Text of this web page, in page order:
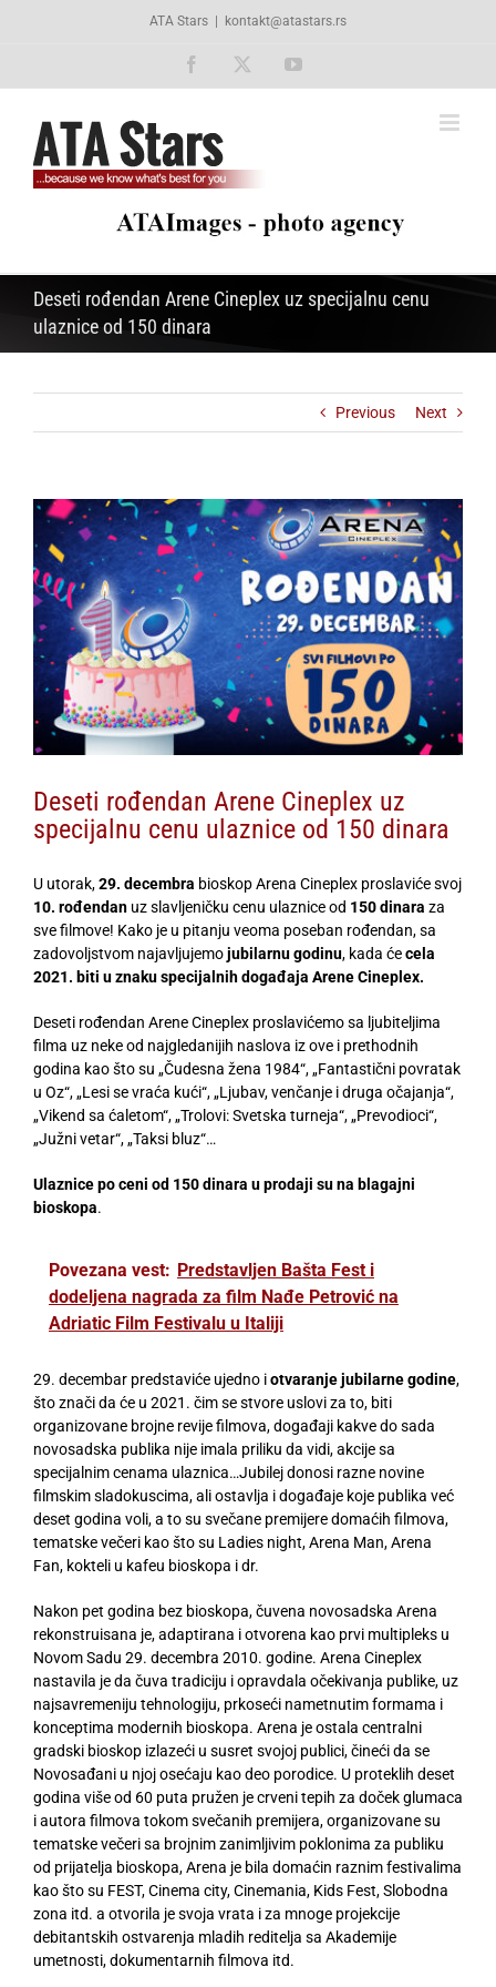
ATA Stars kontakt@atastars.rs
Facebook YouTube
Deseti rođendan Arene Cineplex uz specijalnu cenu
ulaznice od 150 dinara
Previous Next
View
Larger
Image
Deseti rođendan Arene Cineplex uz
specijalnu cenu ulaznice od 150 dinara
U utorak,29. decembra bioskop Arena Cineplex proslaviće svoj
10. rođendan uz slavljeničku cenu ulaznice od 150 dinara za
sve filmove! Kako je u pitanju veoma poseban rođendan, sa
zadovoljstvom najavljujemojubilarnu godinu, kada ćecela
2021. biti u znaku specijalnih događaja Arene Cineplex.
Deseti rođendan Arene Cineplex proslavićemo sa ljubiteljima
filma uz neke od najgledanijih naslova iz ove i prethodnih
godina kao što su „Čudesna žena 1984“, „Fantastični povratak
u Oz“, „Lesi se vraća kući“, „Ljubav, venčanje i druga očajanja“,
„Vikend sa ćaletom“, „Trolovi: Svetska turneja“, „Prevodioci“,
„Južni vetar“, „Taksi bluz“…
Ulaznice po ceni od 150 dinara u prodaji su na blagajni
bioskopa.
Povezana vest: Predstavljen Bašta Fest i
dodeljena nagrada za film Nađe Petrović na
Adriatic Film Festivalu u Italiji
29. decembar predstaviće ujedno iotvaranje jubilarne godine,
što znači da će u 2021. čim se stvore uslovi za to, biti
organizovane brojne revije filmova, događaji kakve do sada
novosadska publika nije imala priliku da vidi, akcije sa
specijalnim cenama ulaznica…Jubilej donosi razne novine
filmskim sladokuscima, ali ostavlja i događaje koje publika već
deset godina voli, a to su svečane premijere domaćih filmova,
tematske večeri kao što su Ladies night, Arena Man, Arena
Fan, kokteli u kafeu bioskopa i dr.
Nakon pet godina bez bioskopa, čuvena novosadska Arena
rekonstruisana je, adaptirana i otvorena kao prvi multipleks u
Novom Sadu 29. decembra 2010. godine. Arena Cineplex
nastavila je da čuva tradiciju i opravdala očekivanja publike, uz
najsavremeniju tehnologiju, prkoseći nametnutim formama i
konceptima modernih bioskopa. Arena je ostala centralni
gradski bioskop izlazeći u susret svojoj publici, čineći da se
Novosađani u njoj osećaju kao deo porodice. U proteklih deset
godina više od 60 puta pružen je crveni tepih za doček glumaca
i autora filmova tokom svečanih premijera, organizovane su
tematske večeri sa brojnim zanimljivim poklonima za publiku
od prijatelja bioskopa, Arena je bila domaćin raznim festivalima
kao što su FEST, Cinema city, Cinemania, Kids Fest, Slobodna
zona itd. a otvorila je svoja vrata i za mnoge projekcije
debitantskih ostvarenja mladih reditelja sa Akademije
umetnosti, dokumentarnih filmova itd.